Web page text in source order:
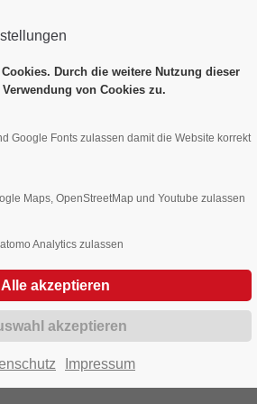
Cybersteel Inc.
San Francisco, CA 94102
Have any questions?
info@yourdomain.com
Bildern 2010 - 2019
Durch die weitere Nutzung dieser
von Cookies zu.
Google Fonts zulassen damit die Website korrekt
Maps, OpenStreetMap und Youtube zulassen
Analytics zulassen
Impressum